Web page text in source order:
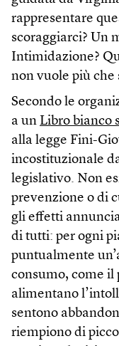
rappresentare
scoraggiarci? Un
Intimidazione?
non vuole più che
Secondo le
a un Libro bianco
alla legge Fini-
incostituzionale
legislativo. Non
prevenzione o di
gli effetti
di tutti: per ogni
puntualmente
consumo, come il
alimentano
sentono
riempiono di